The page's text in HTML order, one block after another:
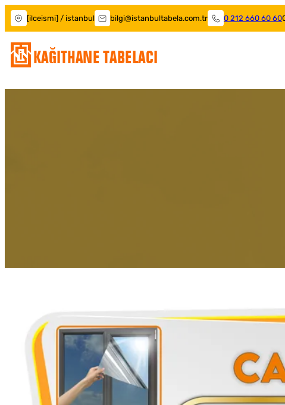
[ilceismi] / istanbul bilgi@istanbultabela.com.tr 0 212 660 60 60